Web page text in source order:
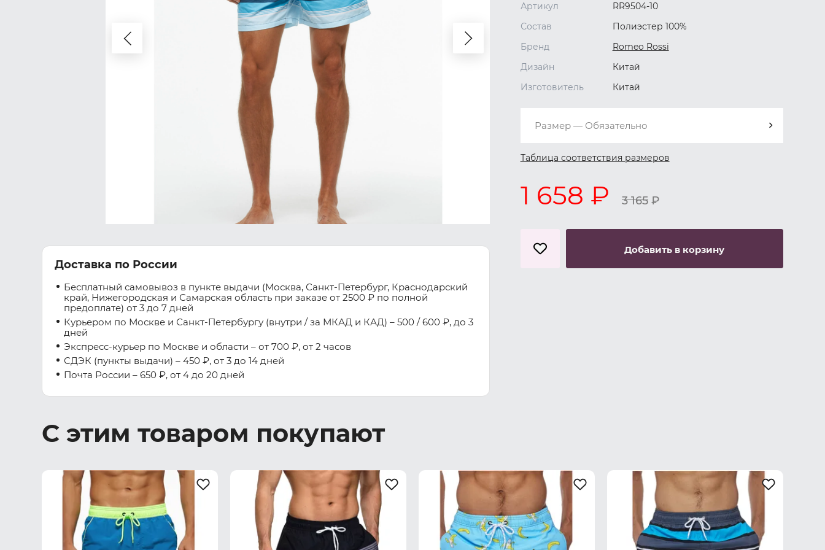
Доставка по России
Бесплатный самовывоз в пункте выдачи (Москва, Санкт-Петербург, Краснодарский
край, Нижегородская и Самарская область при заказе от 2500 ₽ по полной
предоплате) от 3 до 7 дней
Курьером по Москве и Санкт-Петербургу (внутри / за МКАД и КАД) – 500 / 600 ₽, до 3
дней
Экспресс-курьер по Москве и области – от 700 ₽, от 2 часов
СДЭК (пункты выдачи) – 450 ₽, от 3 до 14 дней
Почта России – 650 ₽, от 4 до 20 дней
Артикул
RR9504-10
Состав
Полиэстер 100%
Бренд
Romeo Rossi
Дизайн
Китай
Изготовитель
Китай
Размер — Обязательно
Таблица соответствия размеров
1 658 ₽ 3 165₽
Добавить в корзину
С этим товаром покупают